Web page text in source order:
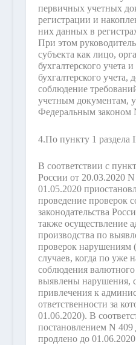
первичных учетных
регистрации и
них данных в
При этом
субъекта как лицо,
бухгалтерского учета
бухгалтерского учета,
соблюдение
учетным документам,
Федеральным законом
4.По пункту 1 раздела
В соответствии с
России от 20.03.2020
01.05.2020
проведение проверок
законодательства
также осуществление
производства по
проверок нарушениям
случаев, когда по уже
соблюдения валютного
выявлены нарушения,
привлечения к
ответственности за
01.06.2020). В
постановлением N
продлено до